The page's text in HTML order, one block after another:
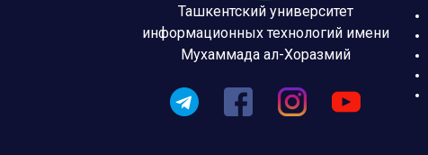
Ташкентский университет
информационных технологий имени
Мухаммада ал-Хоразмий